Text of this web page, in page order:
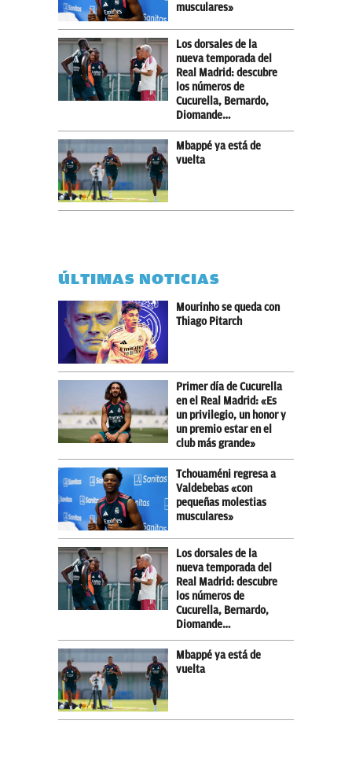
musculares»
Los dorsales de la
nueva temporada del
Real Madrid: descubre
los números de
Cucurella, Bernardo,
Diomande…
Mbappé ya está de
vuelta
ÚLTIMAS NOTICIAS
Mourinho se queda con
Thiago Pitarch
Primer día de Cucurella
en el Real Madrid: «Es
un privilegio, un honor y
un premio estar en el
club más grande»
Tchouaméni regresa a
Valdebebas «con
pequeñas molestias
musculares»
Los dorsales de la
nueva temporada del
Real Madrid: descubre
los números de
Cucurella, Bernardo,
Diomande…
Mbappé ya está de
vuelta